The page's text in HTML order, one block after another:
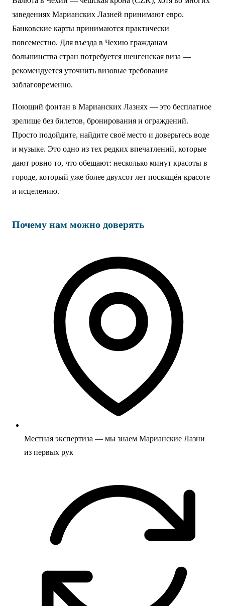
заведениях Марианских Лазней принимают евро.
Банковские карты принимаются практически
повсеместно. Для въезда в Чехию гражданам
большинства стран потребуется шенгенская виза —
рекомендуется уточнить визовые требования
заблаговременно.
Поющий фонтан в Марианских Лазнях — это бесплатное
зрелище без билетов, бронирования и ограждений.
Просто подойдите, найдите своё место и доверьтесь воде
и музыке. Это одно из тех редких впечатлений, которые
дают ровно то, что обещают: несколько минут красоты в
городе, который уже более двухсот лет посвящён красоте
и исцелению.
Почему нам можно доверять
Местная экспертиза — мы знаем Марианские Лазни
из первых рук